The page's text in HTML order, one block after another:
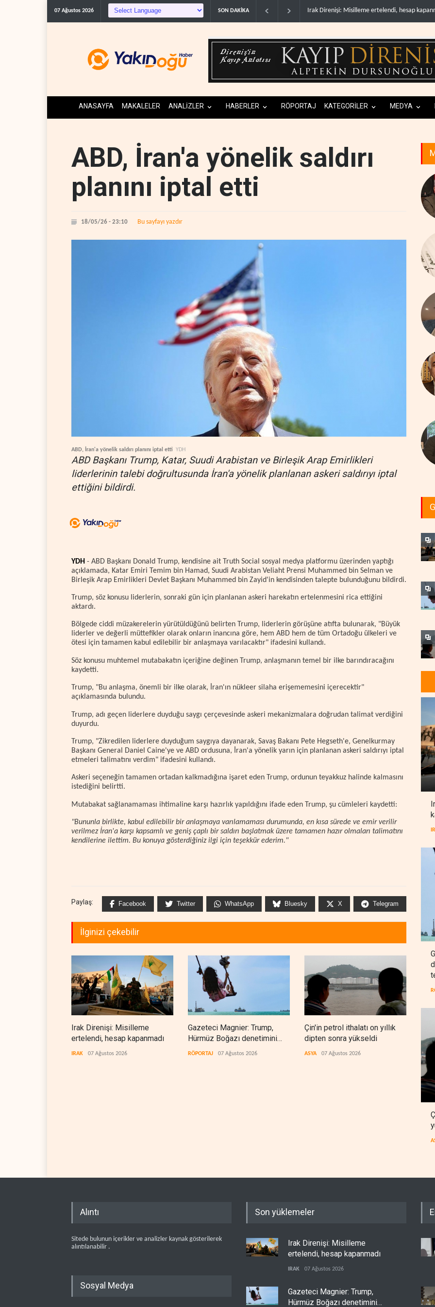
07 Ağustos 2026 SON DAKİKA
Irak Direnişi: Misilleme ertelendi, hesap kapanmadı.. Gazeteci Magnier: Trump, Hürmüz Boğazı
ANASAYFA MAKALELER ANALİZLER HABERLER RÖPORTAJ KATEGORİLER MEDYA
ABD, İran'a yönelik saldırı
planını iptal etti
18/05/26 - 23:10 Bu sayfayı yazdır
ABD, İran'a yönelik saldırı planını iptal etti YDH
ABD Başkanı Trump, Katar, Suudi Arabistan ve Birleşik Arap Emirlikleri
liderlerinin talebi doğrultusunda İran'a yönelik planlanan askeri saldırıyı iptal
ettiğini bildirdi.
YDH - ABD Başkanı Donald Trump, kendisine ait Truth Social sosyal medya platformu üzerinden yaptığı
açıklamada, Katar Emiri Temim bin Hamad, Suudi Arabistan Veliaht Prensi Muhammed bin Selman ve
Birleşik Arap Emirlikleri Devlet Başkanı Muhammed bin Zayid'in kendisinden talepte bulunduğunu bildirdi.
Trump, söz konusu liderlerin, sonraki gün için planlanan askeri harekatın ertelenmesini rica ettiğini
aktardı.
Bölgede ciddi müzakerelerin yürütüldüğünü belirten Trump, liderlerin görüşüne atıfta bulunarak, "Büyük
liderler ve değerli müttefikler olarak onların inancına göre, hem ABD hem de tüm Ortadoğu ülkeleri ve
ötesi için tamamen kabul edilebilir bir anlaşmaya varılacaktır" ifadesini kullandı.
Söz konusu muhtemel mutabakatın içeriğine değinen Trump, anlaşmanın temel bir ilke barındıracağını
kaydetti.
Trump, "Bu anlaşma, önemli bir ilke olarak, İran'ın nükleer silaha erişememesini içerecektir"
açıklamasında bulundu.
Trump, adı geçen liderlere duyduğu saygı çerçevesinde askeri mekanizmalara doğrudan talimat verdiğini
duyurdu.
Trump, "Zikredilen liderlere duyduğum saygıya dayanarak, Savaş Bakanı Pete Hegseth'e, Genelkurmay
Başkanı General Daniel Caine'ye ve ABD ordusuna, İran'a yönelik yarın için planlanan askeri saldırıyı iptal
etmeleri talimatını verdim" ifadesini kullandı.
Askeri seçeneğin tamamen ortadan kalkmadığına işaret eden Trump, ordunun teyakkuz halinde kalmasını
istediğini belirtti.
Mutabakat sağlanamaması ihtimaline karşı hazırlık yapıldığını ifade eden Trump, şu cümleleri kaydetti:
"Bununla birlikte, kabul edilebilir bir anlaşmaya varılamaması durumunda, en kısa sürede ve emir verilir
verilmez İran'a karşı kapsamlı ve geniş çaplı bir saldırı başlatmak üzere tamamen hazır olmaları talimatını
kendilerine ilettim. Bu konuya gösterdiğiniz ilgi için teşekkür ederim."
Paylaş: Facebook Twitter WhatsApp Bluesky X Telegram
İlginizi çekebilir
Irak Direnişi: Misilleme
ertelendi, hesap kapanmadı
IRAK 07 Ağustos 2026
Gazeteci Magnier: Trump,
Hürmüz Boğazı denetimini
doğrudan İran ve Umman'a
RÖPORTAJ 07 Ağustos 2026
Çin'in petrol ithalatı on yıllık
dipten sonra yükseldi
ASYA 07 Ağustos 2026 ARAP
Alıntı
Sitede bulunun içerikler ve analizler kaynak gösterilerek
alıntılanabilir .
Sosyal Medya
Son yüklemeler
Irak Direnişi: Misilleme
ertelendi, hesap kapanmadı
IRAK 07 Ağustos 2026
Gazeteci Magnier: Trump,
Hürmüz Boğazı denetimini